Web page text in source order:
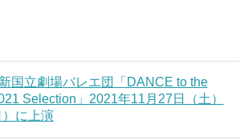
新国立劇場バレエ団「DANCE to the
Selection」2021年11月27日（土）
に上演